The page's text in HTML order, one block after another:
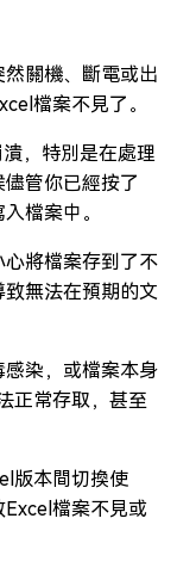
關機、斷電或出
檔案不見了。
，特別是在處理
管你已經按了
檔案中。
將檔案存到了不
無法在預期的文
感染，或檔案本身
正常存取，甚至
版本間切換使
檔案不見或